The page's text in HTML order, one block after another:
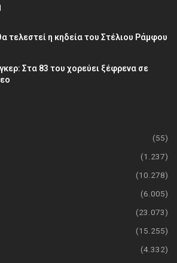
τελεστεί η κηδεία του Στέλιου Ράμφου
Στα 83 του χορεύει ξέφρενα σε
(55)
(1.237)
(10.278)
(6.005)
(23.073)
(15.255)
(4.332)